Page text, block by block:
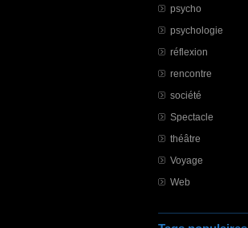
psycho
psychologie
réflexion
rencontre
société
Spectacle
théâtre
Voyage
Web